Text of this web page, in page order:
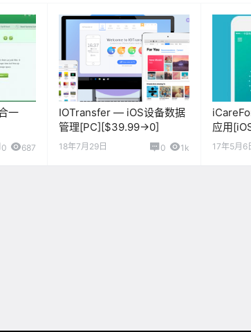
一
0 687
IOTransfer — iOS设备数据
管理[PC][$39.99→0]
18年7月29日 0 1k
应用
17年5月6